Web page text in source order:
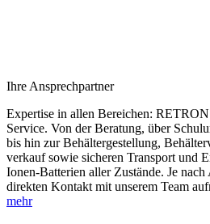
Ihre Ansprechpartner
Expertise in allen Bereichen:
Service. Von der Beratung, über
bis hin zur Behältergestellung,
verkauf sowie sicheren Transport und
Ionen-Batterien aller Zustände. Je
direkten Kontakt mit unserem Team
mehr